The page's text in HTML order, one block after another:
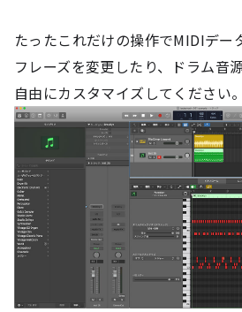
たったこれだけの操作でMIDIデー
フレーズを変更したり、ドラム音
自由にカスタマイズしてください。